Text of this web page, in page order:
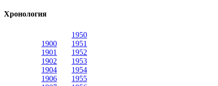
Хронология
1900
1901
1902
1904
1906
1950
1951
1952
1953
1954
1955